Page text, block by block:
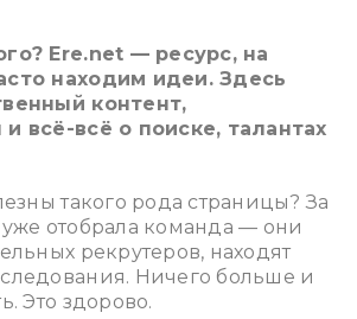
Ere.net — ресурс, на
находим идеи. Здесь
контент,
всё-всё о поиске, талантах
такого рода страницы? За
отобрала команда — они
рекрутеров, находят
Ничего больше и
Это здорово.